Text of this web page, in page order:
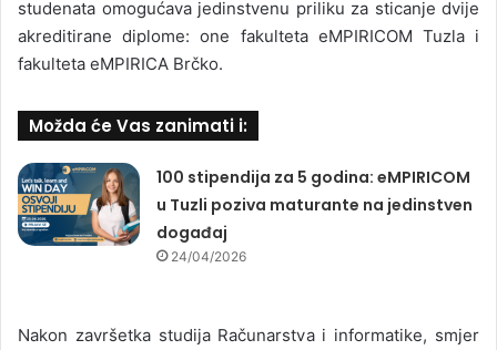
studenata omogućava jedinstvenu priliku za sticanje dvije
akreditirane diplome: one fakulteta eMPIRICOM Tuzla i
fakulteta eMPIRICA Brčko.
Možda će Vas zanimati i:
100 stipendija za 5 godina: eMPIRICOM
u Tuzli poziva maturante na jedinstven
događaj
24/04/2026
Nakon završetka studija Računarstva i informatike, smjer